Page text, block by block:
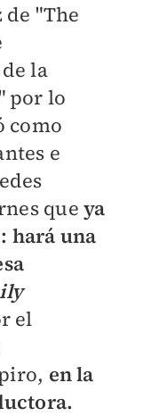
de "The
la
por lo
como
e
que ya
hará una
el
en la